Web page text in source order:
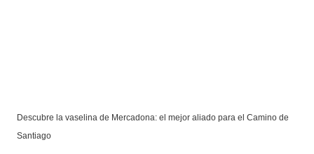
Descubre la vaselina de Mercadona: el mejor aliado para el Camino de
Santiago